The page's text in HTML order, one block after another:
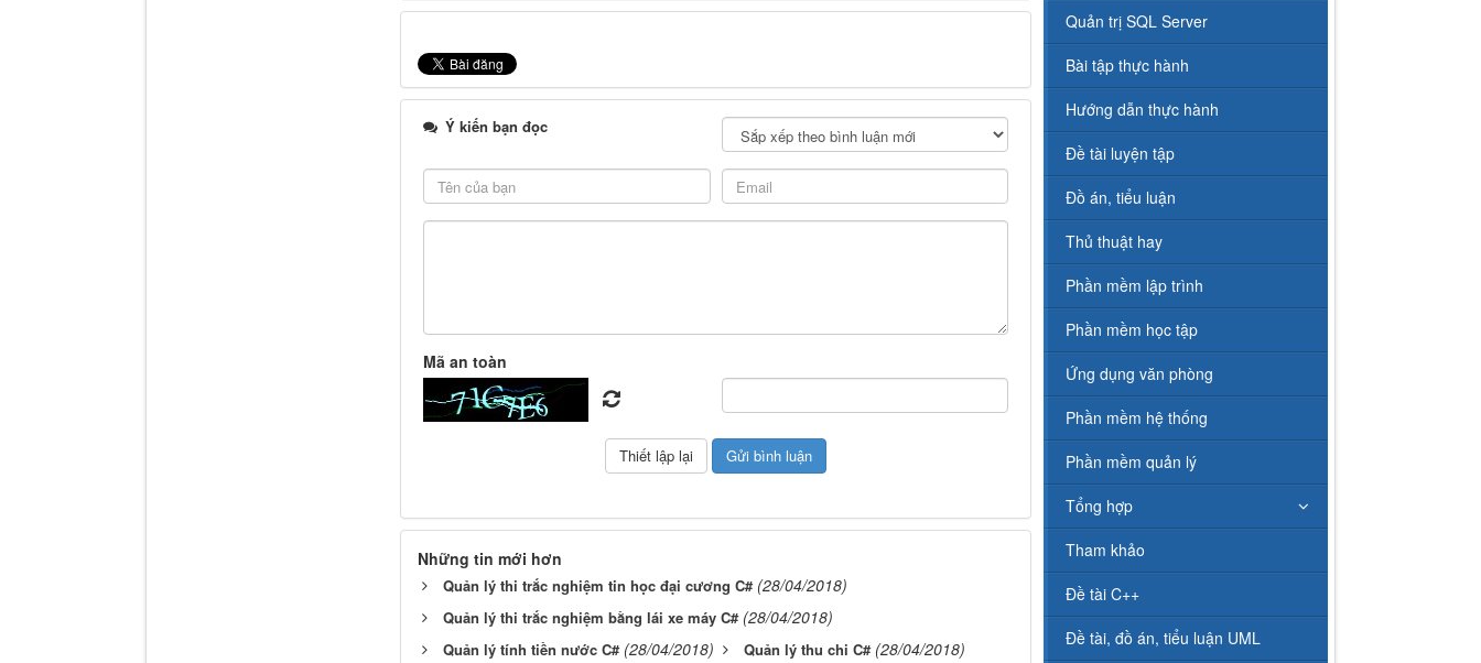
Ý kiến bạn đọc
Mã an toàn
Những tin mới hơn
Quản lý thi trắc nghiệm tin học đại cương C# (28/04/2018)
Quản lý thi trắc nghiệm bằng lái xe máy C# (28/04/2018)
Quản lý tính tiền nước C# (28/04/2018) Quản lý thu chi C# (28/04/2018)
Quản trị SQL Server
Bài tập thực hành
Hướng dẫn thực hành
Đề tài luyện tập
Đồ án, tiểu luận
Thủ thuật hay
Phần mềm lập trình
Phần mềm học tập
Ứng dụng văn phòng
Phần mềm hệ thống
Phần mềm quản lý
Tổng hợp
Tham khảo
Đề tài C++
Đề tài, đồ án, tiểu luận UML